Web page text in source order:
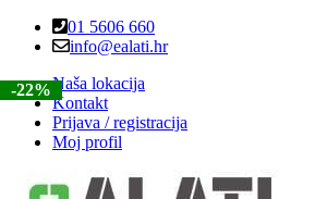
Skip
Skip
01 5606 660
info@ealati.hr
Naša lokacija
Kontakt
Prijava / registracija
Moj profil
-22%
-22%
-22%
-22%
-22%